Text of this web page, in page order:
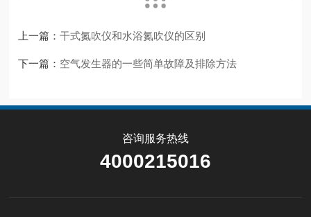
上一篇：干式氮吹仪和水浴氮吹仪的区别
下一篇： 空气发生器的一些简单故障及排除方法
咨询服务热线
4000215016